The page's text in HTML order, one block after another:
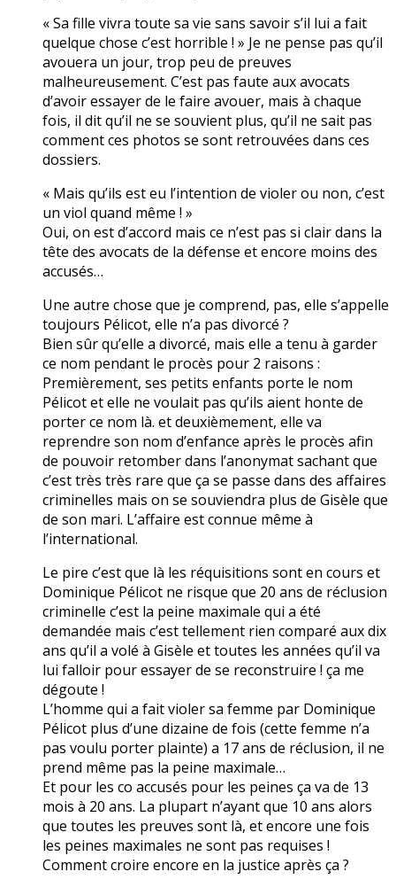
« Sa fille vivra toute sa vie sans savoir s’il lui a fait
quelque chose c’est horrible ! » Je ne pense pas qu’il
avouera un jour, trop peu de preuves
malheureusement. C’est pas faute aux avocats
d’avoir essayer de le faire avouer, mais à chaque
fois, il dit qu’il ne se souvient plus, qu’il ne sait pas
comment ces photos se sont retrouvées dans ces
dossiers.
« Mais qu’ils est eu l’intention de violer ou non, c’est
un viol quand même ! »
Oui, on est d’accord mais ce n’est pas si clair dans la
tête des avocats de la défense et encore moins des
accusés…
Une autre chose que je comprend, pas, elle s’appelle
toujours Pélicot, elle n’a pas divorcé ?
Bien sûr qu’elle a divorcé, mais elle a tenu à garder
ce nom pendant le procès pour 2 raisons :
Premièrement, ses petits enfants porte le nom
Pélicot et elle ne voulait pas qu’ils aient honte de
porter ce nom là. et deuxièmement, elle va
reprendre son nom d’enfance après le procès afin
de pouvoir retomber dans l’anonymat sachant que
c’est très très rare que ça se passe dans des affaires
criminelles mais on se souviendra plus de Gisèle que
de son mari. L’affaire est connue même à
l’international.
Le pire c’est que là les réquisitions sont en cours et
Dominique Pélicot ne risque que 20 ans de réclusion
criminelle c’est la peine maximale qui a été
demandée mais c’est tellement rien comparé aux dix
ans qu’il a volé à Gisèle et toutes les années qu’il va
lui falloir pour essayer de se reconstruire ! ça me
dégoute !
L’homme qui a fait violer sa femme par Dominique
Pélicot plus d’une dizaine de fois (cette femme n’a
pas voulu porter plainte) a 17 ans de réclusion, il ne
prend même pas la peine maximale…
Et pour les co accusés pour les peines ça va de 13
mois à 20 ans. La plupart n’ayant que 10 ans alors
que toutes les preuves sont là, et encore une fois
les peines maximales ne sont pas requises !
Comment croire encore en la justice après ça ?